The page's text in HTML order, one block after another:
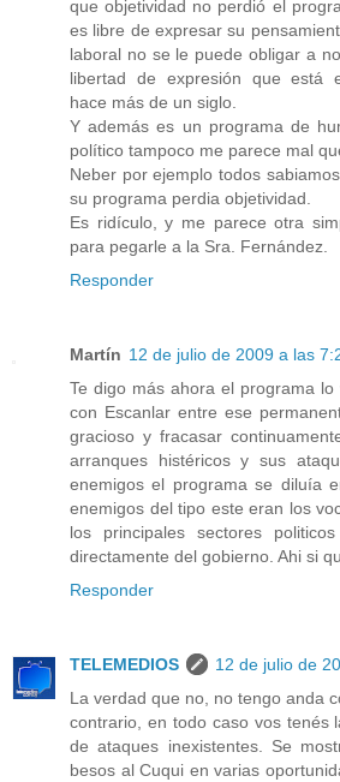
que objetividad no perdió el
es libre de expresar su
laboral no se le puede obligar a
libertad de expresión que está
hace más de un siglo.
Y además es un programa de
político tampoco me parece mal
Neber por ejemplo todos
su programa perdia objetividad.
Es ridículo, y me parece otra
para pegarle a la Sra. Fernández.
Responder
Martín 12 de julio de 2009 a las
Te digo más ahora el programa lo
con Escanlar entre ese
gracioso y fracasar
arranques histéricos y sus
enemigos el programa se diluía
enemigos del tipo este eran los
los principales sectores
directamente del gobierno. Ahi si
Responder
TELEMEDIOS
12 de julio de
La verdad que no, no tengo anda
contrario, en todo caso vos tenés
de ataques inexistentes. Se
besos al Cuqui en varias